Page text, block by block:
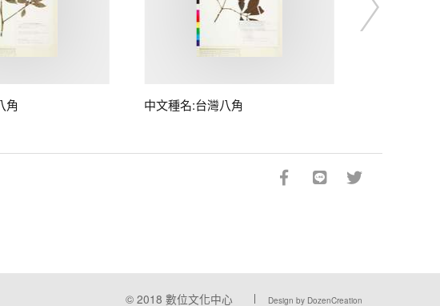
角 中文種名:台灣八角
© 2018 數位文化中心 Design by DozenCreation